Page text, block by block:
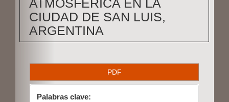
ATMOSFÉRICA EN LA
CIUDAD DE SAN LUIS,
ARGENTINA
B
a
PDF
Palabras clave: